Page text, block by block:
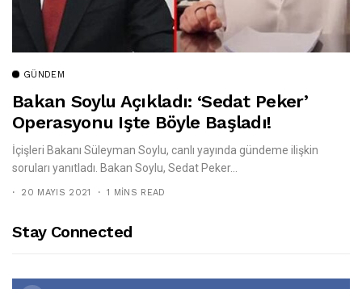
GÜNDEM
Bakan Soylu Açıkladı: ‘Sedat Peker’
Operasyonu Işte Böyle Başladı!
İçişleri Bakanı Süleyman Soylu, canlı yayında gündeme ilişkin
soruları yanıtladı. Bakan Soylu, Sedat Peker...
20 MAYIS 2021 1 MINS READ
Stay Connected